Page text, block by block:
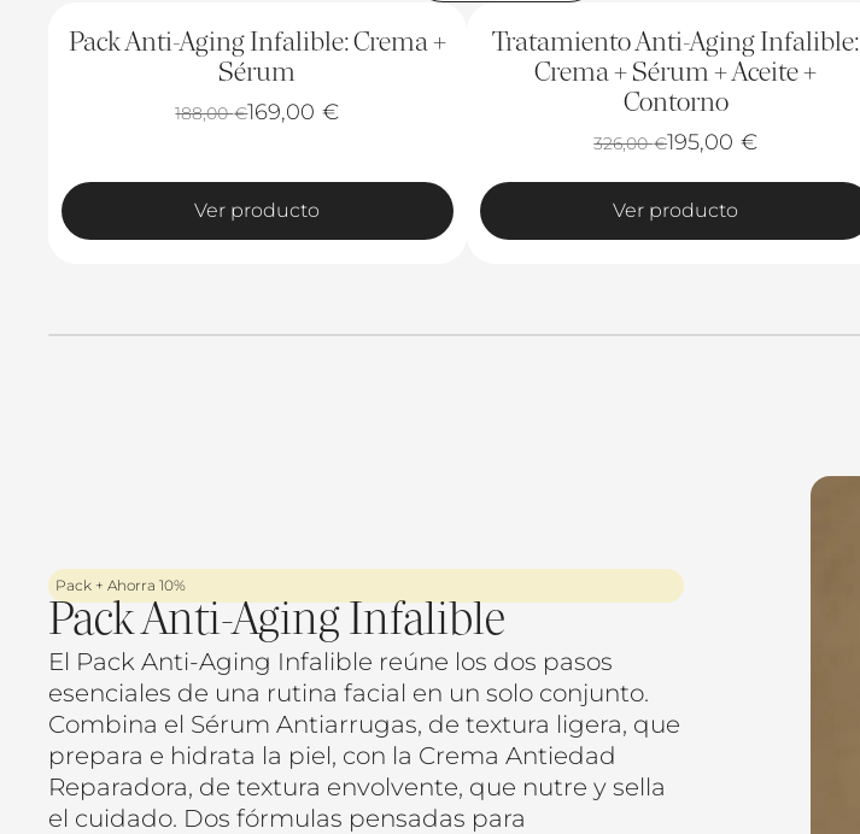
-10%
Pack Anti-Aging Infalible: Crema +
Sérum
188,00€169,00 €
Ver producto
-40%
Tratamiento Anti-Aging Infalible:
Crema + Sérum + Aceite +
Contorno
326,00€195,00 €
Ver producto
Pack + Ahorra 10%
Pack Anti-Aging Infalible
El Pack Anti-Aging Infalible reúne los dos pasos
esenciales de una rutina facial en un solo conjunto.
Combina el Sérum Antiarrugas, de textura ligera, que
prepara e hidrata la piel, con la Crema Antiedad
Reparadora, de textura envolvente, que nutre y sella
el cuidado. Dos fórmulas pensadas para